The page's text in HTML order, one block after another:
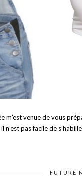
m’est venue de vous
n’est pas facile de
FUTURE